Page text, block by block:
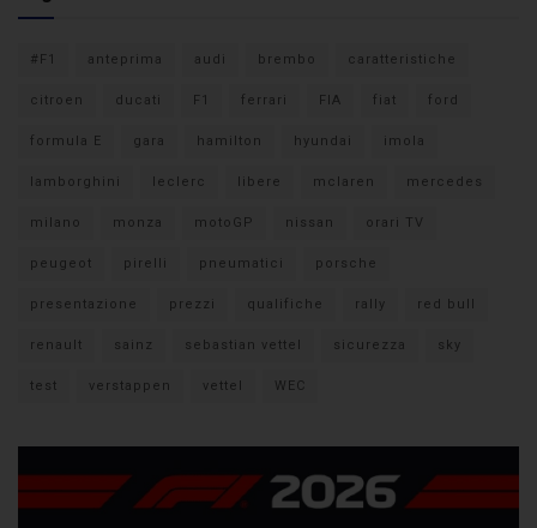
#F1 anteprima audi brembo caratteristiche
citroen ducati F1 ferrari FIA fiat ford
formula E gara hamilton hyundai imola
lamborghini leclerc libere mclaren mercedes
milano monza motoGP nissan orari TV
peugeot pirelli pneumatici porsche
presentazione prezzi qualifiche rally red bull
renault sainz sebastian vettel sicurezza sky
test verstappen vettel WEC